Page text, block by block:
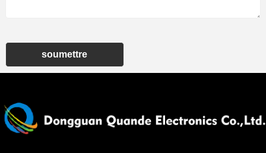
soumettre